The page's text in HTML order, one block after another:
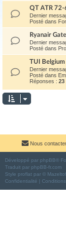
QT ATR
Dernier
Posté dans
Ryanair
Dernier
Posté dans
TUI
Dernier
Posté dans
Réponses : 23
Nous
Développé par phpBB®
Traduit par phpBB-fr.com
Style proflat par © Mazeltof
Confidentialité | Conditions